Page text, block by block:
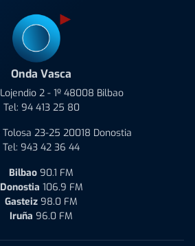
Onda Vasca
2 - 1º 48008 Bilbao
Tel: 94 413 25 80
23-25 20018 Donostia
Tel: 943 42 36 44
Bilbao 90.1 FM
Donostia 106.9 FM
Gasteiz 98.0 FM
Iruña 96.0 FM